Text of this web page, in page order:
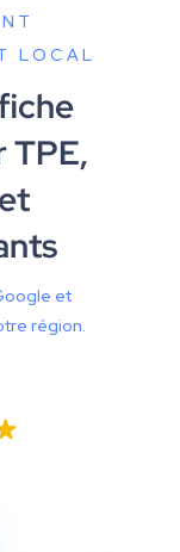
LOCAL
TPE,
et
région.